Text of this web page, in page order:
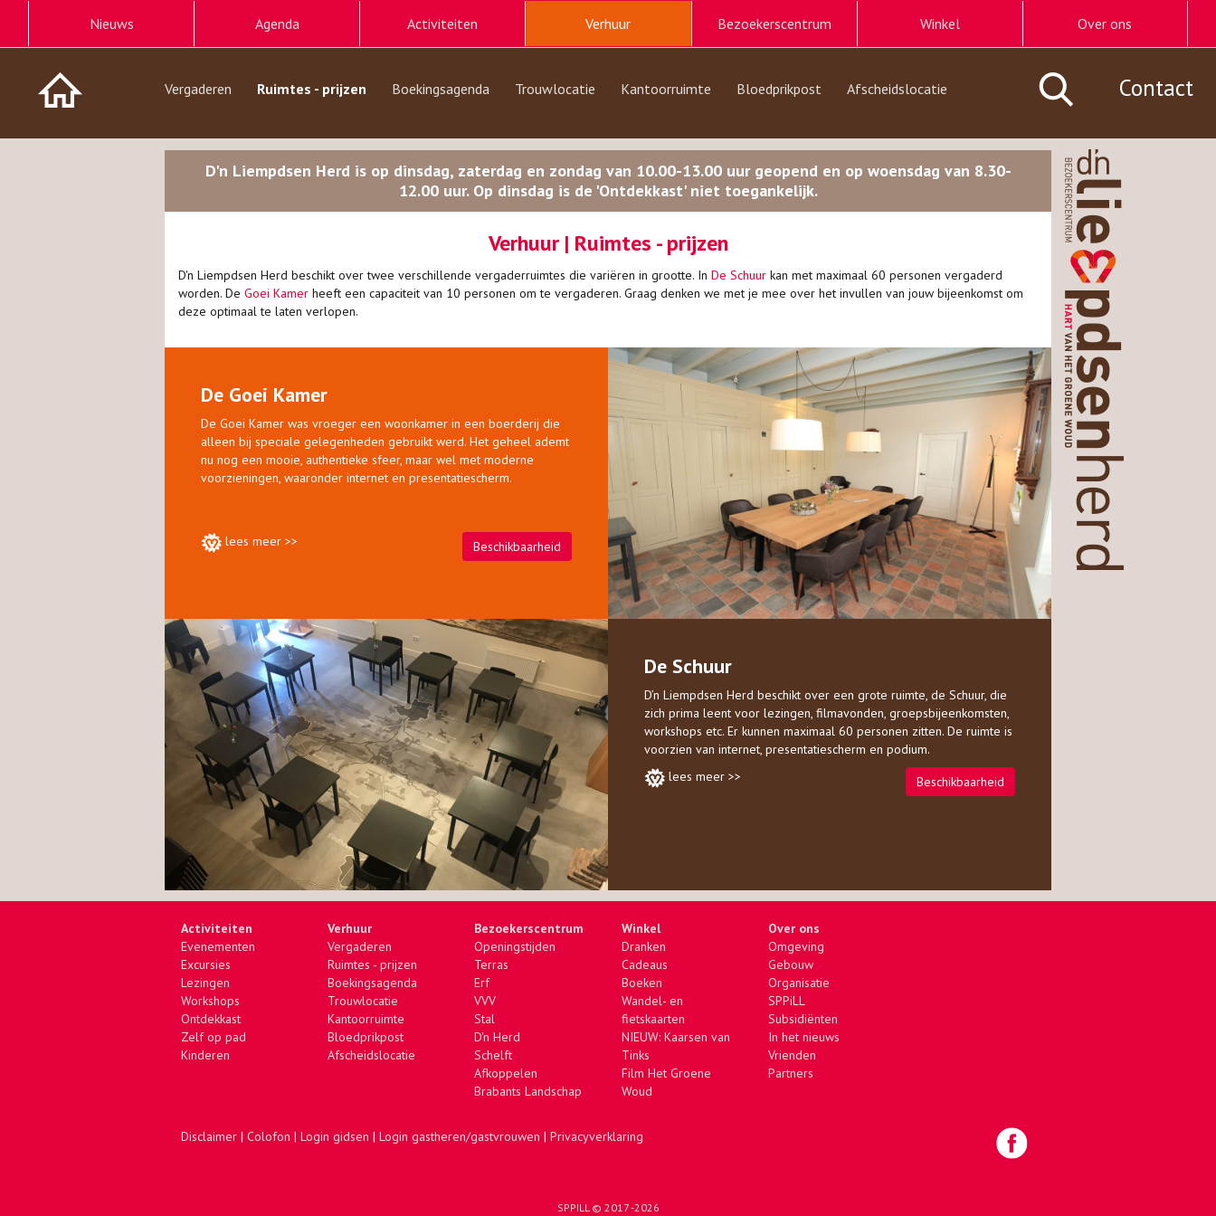
Nieuws Agenda Activiteiten Verhuur Bezoekerscentrum Winkel Over ons
Vergaderen Ruimtes - prijzen Boekingsagenda Trouwlocatie Kantoorruimte Bloedprikpost Afscheidslocatie Contact
D'n Liempdsen Herd is op dinsdag, zaterdag en zondag van 10.00-13.00 uur geopend en op woensdag van 8.30-
12.00 uur. Op dinsdag is de 'Ontdekkast' niet toegankelijk.
Verhuur | Ruimtes - prijzen
D'n Liempdsen Herd beschikt over twee verschillende vergaderruimtes die variëren in grootte. In De Schuur kan met maximaal 60 personen vergaderd
worden. De Goei Kamer heeft een capaciteit van 10 personen om te vergaderen. Graag denken we met je mee over het invullen van jouw bijeenkomst om
deze optimaal te laten verlopen.
De Goei Kamer
De Goei Kamer was vroeger een woonkamer in een boerderij die
alleen bij speciale gelegenheden gebruikt werd. Het geheel ademt
nu nog een mooie, authentieke sfeer, maar wel met moderne
voorzieningen, waaronder internet en presentatiescherm.
lees meer >> Beschikbaarheid
De Schuur
D’n Liempdsen Herd beschikt over een grote ruimte, de Schuur, die
zich prima leent voor lezingen, filmavonden, groepsbijeenkomsten,
workshops etc. Er kunnen maximaal 60 personen zitten. De ruimte is
voorzien van internet, presentatiescherm en podium.
lees meer >>
Beschikbaarheid
Activiteiten
Evenementen
Excursies
Lezingen
Workshops
Ontdekkast
Zelf op pad
Kinderen
Verhuur
Vergaderen
Ruimtes - prijzen
Boekingsagenda
Trouwlocatie
Kantoorruimte
Bloedprikpost
Afscheidslocatie
Bezoekerscentrum
Openingstijden
Terras
Erf
VVV
Stal
D'n Herd
Schelft
Afkoppelen
Brabants Landschap
Winkel
Dranken
Cadeaus
Boeken
Wandel- en
fietskaarten
NIEUW: Kaarsen van
Tinks
Film Het Groene
Woud
Over ons
Omgeving
Gebouw
Organisatie
SPPiLL
Subsidiënten
In het nieuws
Vrienden
Partners
Disclaimer| Colofon | Login gidsen | Login gastheren/gastvrouwen | Privacyverklaring
SPPILL © 2017 -2026